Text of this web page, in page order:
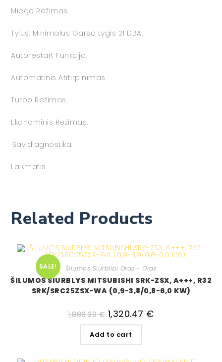
Miego Režimas.
Tylus: Minimalus Garso Lygis 21 DBA.
Autorestart Funkcija.
Automatinis Atitirpinimas.
Turbo Režimas.
Ekonominis Režimas.
·Savidiagnostika.
Laikmatis.
Related Products
SALE! Šilumos Siurbliai Oras - Oras
ŠILUMOS SIURBLYS MITSUBISHI SRK-ZSX, A+++, R32
SRK/SRC25ZSX-WA (0,9-3,8/0,8-6,0 KW)
1,886.39€ 1,320.47 €
Add to cart